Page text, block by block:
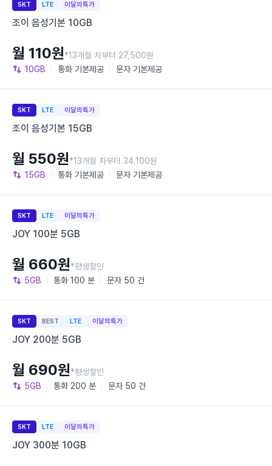
SKT LTE 이달의특가
조이 음성기본 10GB
10GB 통화 기본제공 문자 기본제공
월 110원*13개월 차부터 27,500원
SKT LTE 이달의특가
조이 음성기본 15GB
15GB 통화 기본제공 문자 기본제공
월 550원*13개월 차부터 34,100원
SKT LTE 이달의특가
JOY 100분 5GB
5GB 통화 100 분 문자 50 건
월 660원*평생할인
SKT BEST LTE 이달의특가
JOY 200분 5GB
5GB 통화 200 분 문자 50 건
월 690원*평생할인
SKT LTE 이달의특가
JOY 300분 10GB